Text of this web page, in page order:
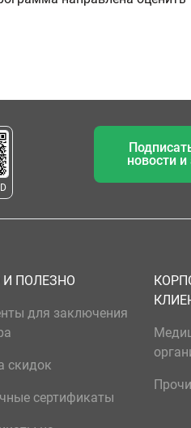
новости
ПОЛЕЗНО
для заключения
скидок
сертификаты